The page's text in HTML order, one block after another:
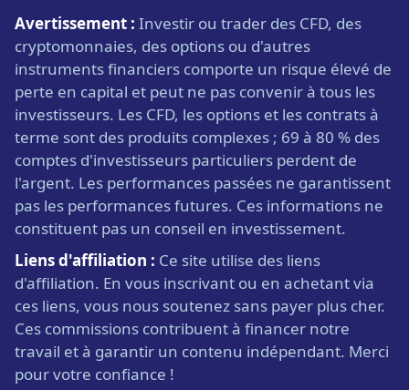
Avertissement : Investir ou trader des CFD, des
cryptomonnaies, des options ou d'autres
instruments financiers comporte un risque élevé de
perte en capital et peut ne pas convenir à tous les
investisseurs. Les CFD, les options et les contrats à
terme sont des produits complexes ; 69 à 80 % des
comptes d'investisseurs particuliers perdent de
l'argent. Les performances passées ne garantissent
pas les performances futures. Ces informations ne
constituent pas un conseil en investissement.
Liens d'affiliation : Ce site utilise des liens
d'affiliation. En vous inscrivant ou en achetant via
ces liens, vous nous soutenez sans payer plus cher.
Ces commissions contribuent à financer notre
travail et à garantir un contenu indépendant. Merci
pour votre confiance !